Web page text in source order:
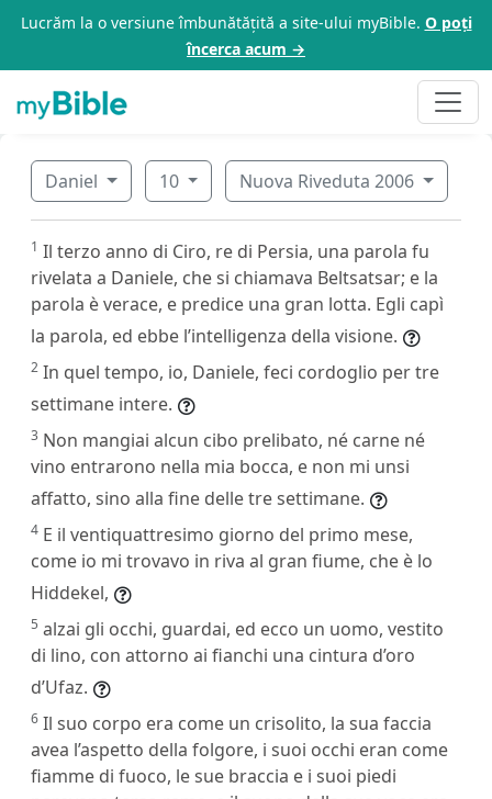
Lucrăm la o versiune îmbunătățită a site-ului myBible. O poți
încerca acum →
Daniel 10 Nuova Riveduta 2006
1 Il terzo anno di Ciro, re di Persia, una parola fu
rivelata a Daniele, che si chiamava Beltsatsar; e la
parola è verace, e predice una gran lotta. Egli capì
la parola, ed ebbe l’intelligenza della visione.
2 In quel tempo, io, Daniele, feci cordoglio per tre
settimane intere.
3 Non mangiai alcun cibo prelibato, né carne né
vino entrarono nella mia bocca, e non mi unsi
affatto, sino alla fine delle tre settimane.
4 E il ventiquattresimo giorno del primo mese,
come io mi trovavo in riva al gran fiume, che è lo
Hiddekel,
5 alzai gli occhi, guardai, ed ecco un uomo, vestito
di lino, con attorno ai fianchi una cintura d’oro
d’Ufaz.
6 Il suo corpo era come un crisolito, la sua faccia
avea l’aspetto della folgore, i suoi occhi eran come
fiamme di fuoco, le sue braccia e i suoi piedi